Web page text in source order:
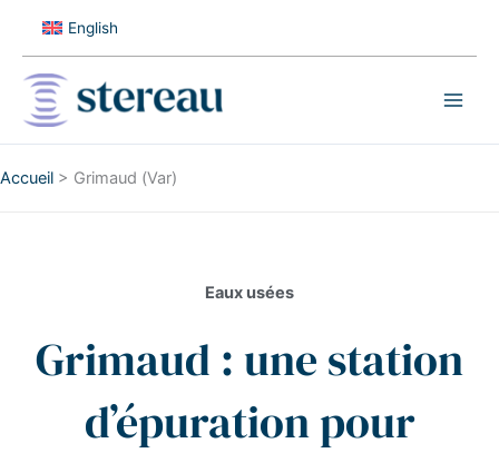
English
Accueil > Grimaud (Var)
Eaux usées
Grimaud : une station
d’épuration pour